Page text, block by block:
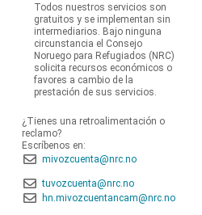
Todos nuestros servicios son
gratuitos y se implementan sin
intermediarios. Bajo ninguna
circunstancia el Consejo
Noruego para Refugiados (NRC)
solicita recursos económicos o
favores a cambio de la
prestación de sus servicios.
¿Tienes una retroalimentación o
reclamo?
Escríbenos en:
mivozcuenta@nrc.no
tuvozcuenta@nrc.no
hn.mivozcuentancam@nrc.no